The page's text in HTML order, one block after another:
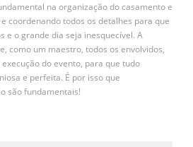
na organização do casamento e
coordenando todos os detalhes para que
e o grande dia seja inesquecível. A
como um maestro, todos os envolvidos,
do evento, para que tudo
e perfeita. É por isso que
são fundamentais!